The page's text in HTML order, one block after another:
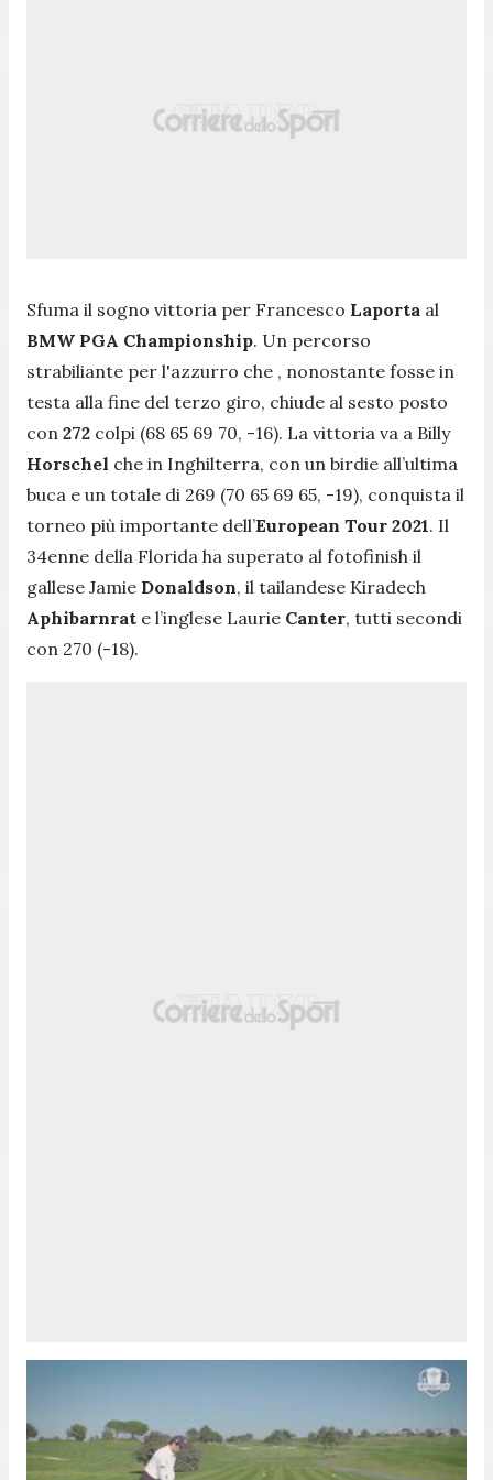
Sfuma il sogno vittoria per Francesco Laporta al
BMW PGA Championship. Un percorso
strabiliante per l'azzurro che , nonostante fosse in
testa alla fine del terzo giro, chiude al sesto posto
con 272 colpi (68 65 69 70, -16). La vittoria va a Billy
Horschel che in Inghilterra, con un birdie all’ultima
buca e un totale di 269 (70 65 69 65, -19), conquista il
torneo più importante dell’European Tour 2021. Il
34enne della Florida ha superato al fotofinish il
gallese Jamie Donaldson, il tailandese Kiradech
Aphibarnrat e l’inglese Laurie Canter, tutti secondi
con 270 (-18).